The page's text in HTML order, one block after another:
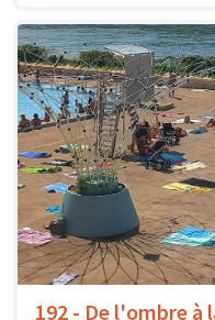
192 - De l'ombre à